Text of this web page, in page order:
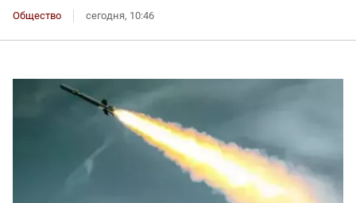
Общество сегодня, 10:46